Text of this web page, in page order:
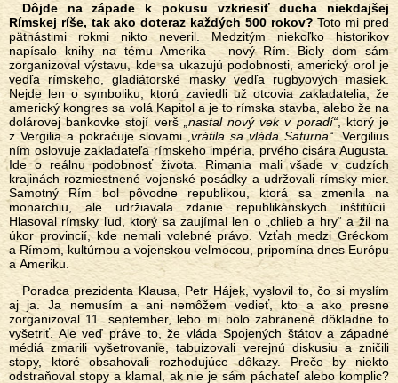
Dôjde na západe k pokusu vzkriesiť ducha niekdajšej
Rímskej ríše, tak ako doteraz každých 500 rokov?Toto mi pred
pätnástimi rokmi nikto neveril. Medzitým niekoľko historikov
napísalo knihy na tému Amerika – nový Rím. Biely dom sám
zorganizoval výstavu, kde sa ukazujú podobnosti, americký orol je
vedľa rímskeho, gladiátorské masky vedľa rugbyových masiek.
Nejde len o symboliku, ktorú zaviedli už otcovia zakladatelia, že
americký kongres sa volá Kapitol a je to rímska stavba, alebo že na
dolárovej bankovke stojí verš
„nastal nový vek v poradí“, ktorý je
z Vergilia a pokračuje slovami „vrátila sa vláda Saturna“.Vergilius
ním oslovuje zakladateľa rímskeho impéria, prvého cisára Augusta.
Ide o reálnu podobnosť života. Rimania mali všade v cudzích
krajinách rozmiestnené vojenské posádky a udržovali rímsky mier.
Samotný Rím bol pôvodne republikou, ktorá sa zmenila na
monarchiu, ale udržiavala zdanie republikánskych inštitúcií.
Hlasoval rímsky ľud, ktorý sa zaujímal len o „chlieb a hry“ a žil na
úkor provincií, kde nemali volebné právo. Vzťah medzi Gréckom
a Rímom, kultúrnou a vojenskou veľmocou, pripomína dnes Európu
a Ameriku.
Poradca prezidenta Klausa, Petr Hájek, vyslovil to, čo si myslím
aj ja. Ja nemusím a ani nemôžem vedieť, kto a ako presne
zorganizoval 11. september, lebo mi bolo zabránené dôkladne to
vyšetriť. Ale veď práve to, že vláda Spojených štátov a západné
médiá zmarili vyšetrovanie, tabuizovali verejnú diskusiu a zničili
stopy, ktoré obsahovali rozhodujúce dôkazy. Prečo by niekto
odstraňoval stopy a klamal, ak nie je sám páchateľ alebo komplic?